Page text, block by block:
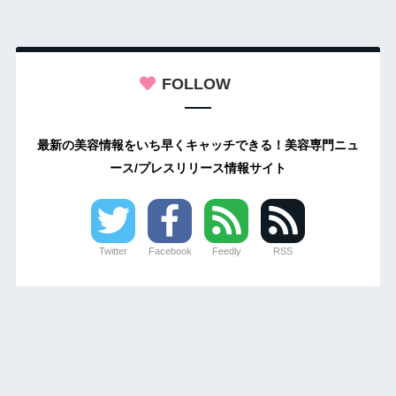
FOLLOW
最新の美容情報をいち早くキャッチできる！美容専門ニュ
ース/プレスリリース情報サイト
Twitter Facebook Feedly RSS